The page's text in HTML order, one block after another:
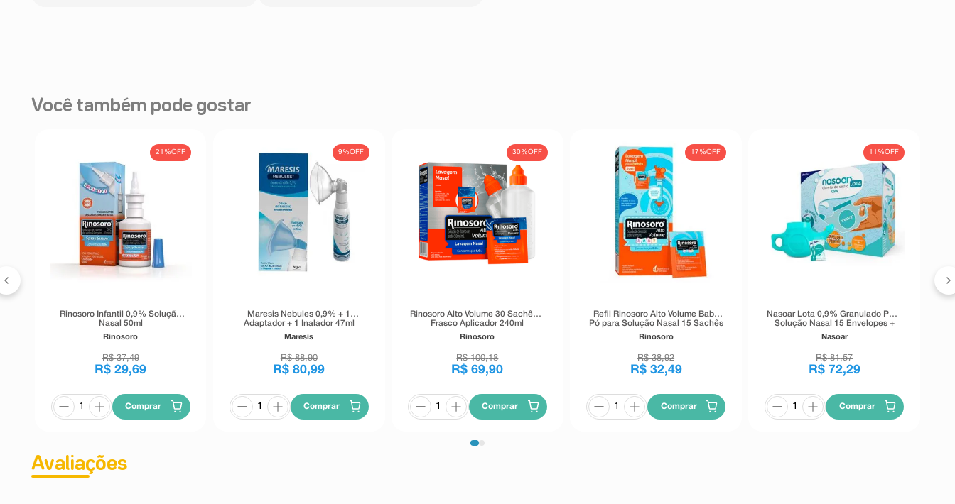
Você também pode gostar
21%OFF
Rinosoro Infantil 0,9% Solução
Nasal 50ml
Rinosoro
R$ 37,49
R$ 29,69
Comprar
9%OFF
Maresis Nebules 0,9% + 1
Adaptador + 1 Inalador 47ml
Maresis
R$ 88,90
R$ 80,99
Comprar
30%OFF
Rinosoro Alto Volume 30 Sachês +
Frasco Aplicador 240ml
Rinosoro
R$ 100,18
R$ 69,90
Comprar
17%OFF
Refil Rinosoro Alto Volume Baby
Pó para Solução Nasal 15 Sachês
de 0,54g Cada
Rinosoro
R$ 38,92
R$ 32,49
Comprar
11%OFF
Nasoar Lota 0,9% Granulado Para
Solução Nasal 15 Envelopes +
Lavador Nasal 240ml
Nasoar
R$ 81,57
R$ 72,29
Comprar
Avaliações